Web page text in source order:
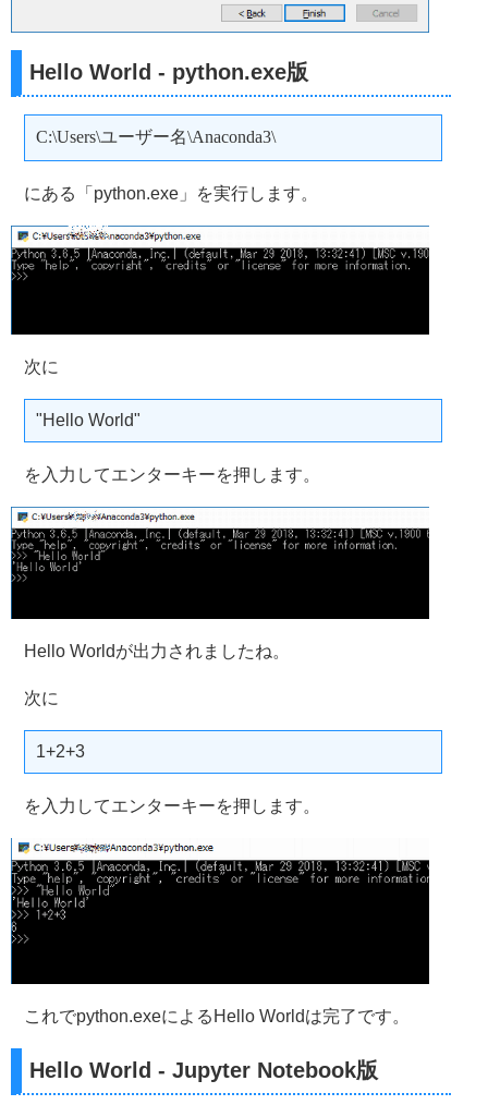
Hello World - python.exe版
C:\Users\ユーザー名\Anaconda3\
にある「python.exe」を実行します。
次に
"Hello World"
を入力してエンターキーを押します。
Hello Worldが出力されましたね。
次に
1+2+3
を入力してエンターキーを押します。
これでpython.exeによるHello Worldは完了です。
Hello World - Jupyter Notebook版